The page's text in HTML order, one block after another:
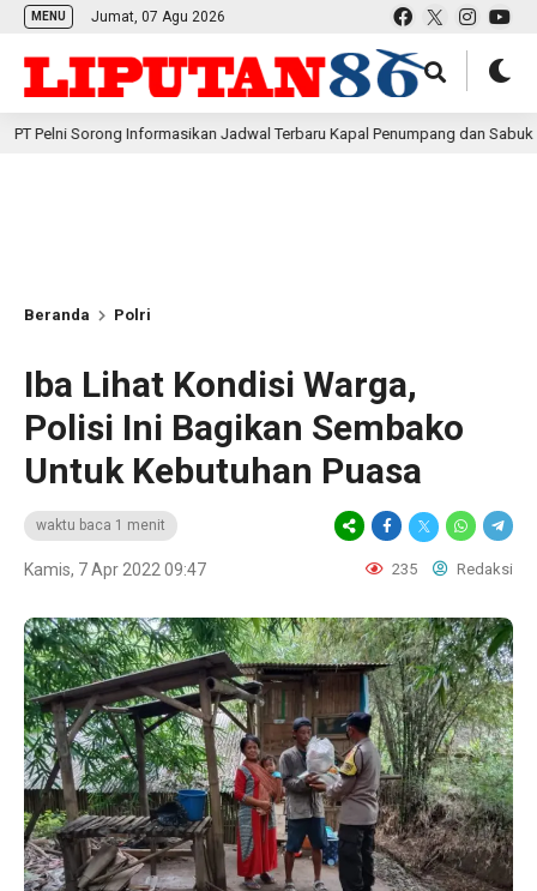
MENU Jumat, 07 Agu 2026
Informasikan Jadwal Terbaru Kapal Penumpang dan Sabuk Nusantara
Beranda Polri
Iba Lihat Kondisi Warga,
Polisi Ini Bagikan Sembako
Untuk Kebutuhan Puasa
waktu baca 1 menit
Kamis, 7 Apr 2022 09:47 235 Redaksi